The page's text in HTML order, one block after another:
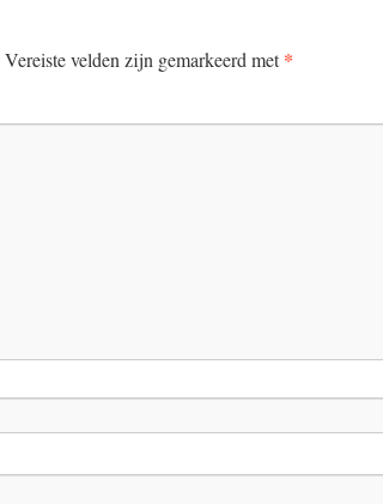
Vereiste velden zijn gemarkeerd met*